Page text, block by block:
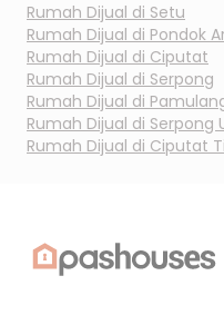
Rumah Dijual di Setu
Rumah Dijual di Pondok
Rumah Dijual di Ciputat
Rumah Dijual di Serpong
Rumah Dijual di
Rumah Dijual di Serpong
Rumah Dijual di Ciputat